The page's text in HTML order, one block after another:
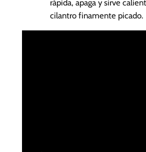
rápida, apaga y sirve
cilantro finamente picado.